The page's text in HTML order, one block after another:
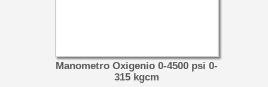
Manometro Oxigenio 0-4500 psi 0-
315 kgcm